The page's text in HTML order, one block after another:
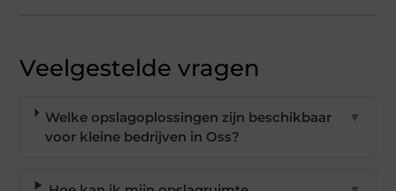
Veelgestelde vragen
Welke opslagoplossingen zijn beschikbaar
voor kleine bedrijven in Oss?
▼